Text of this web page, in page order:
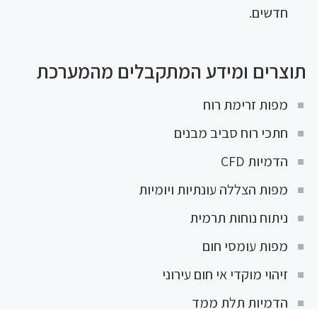
חדשים.
תוצרים ומידע המתקבלים מהמערכת
מפות זרימת רוח
חתכי רוח סביב מבנים
הדמיות CFD
מפות הצללה עונתיות ויומיות
ניתוח נוחות תרמית
מפות עומסי חום
זיהוי מוקדי אי חום עירוני
הדמיות תלת ממד